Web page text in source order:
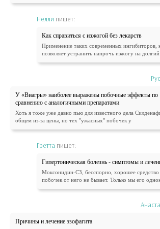
Нелли пишет:
Как справиться с изжогой без лекарств
Применение таких современных ингибиторов,
позволяет устранить напрочь изжогу на
У «Виагры» наиболее выражены побочные эффекты по
сравнению с аналогичными препаратами
Хоть я тоже уже давно пью для известного дела
общем из-за цены, но тех "ужасных" побочек у
Гретта пишет:
Гипертоническая болезнь - симптомы и
Моксонидин-СЗ, бесспорно, хорошее средство
побочек от него не бывает. Только мы его
Причины и лечение эзофагита